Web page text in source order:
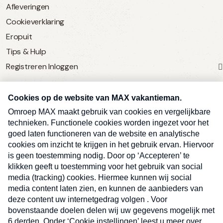
Afleveringen
Cookieverklaring
Eropuit
Tips & Hulp
Registreren Inloggen
SERVICE
Over Omroep MAX
MAX Vandaag
MAX Meldpunt
Pers
Contact
Algemene voorwaarden
Privacyverklaring
Kwetsbaarheid melden
Ben je benieuwd naar meer
vakantienieuws- en tips?